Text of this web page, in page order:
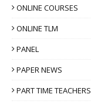
ONLINE COURSES
ONLINE TLM
PANEL
PAPER NEWS
PART TIME TEACHERS